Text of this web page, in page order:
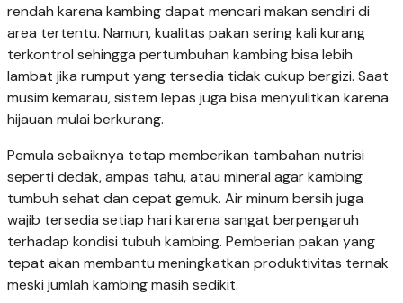
rendah karena kambing dapat mencari makan sendiri di
area tertentu. Namun, kualitas pakan sering kali kurang
terkontrol sehingga pertumbuhan kambing bisa lebih
lambat jika rumput yang tersedia tidak cukup bergizi. Saat
musim kemarau, sistem lepas juga bisa menyulitkan karena
hijauan mulai berkurang.
Pemula sebaiknya tetap memberikan tambahan nutrisi
seperti dedak, ampas tahu, atau mineral agar kambing
tumbuh sehat dan cepat gemuk. Air minum bersih juga
wajib tersedia setiap hari karena sangat berpengaruh
terhadap kondisi tubuh kambing. Pemberian pakan yang
tepat akan membantu meningkatkan produktivitas ternak
meski jumlah kambing masih sedikit.